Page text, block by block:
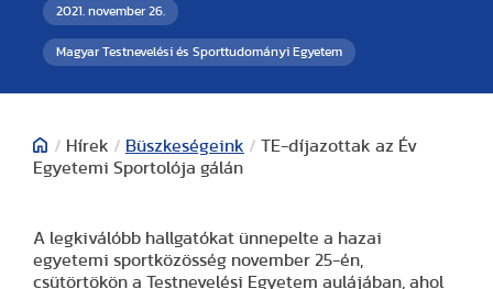
2021. november 26.
Magyar Testnevelési és Sporttudományi Egyetem
/ Hírek / Büszkeségeink / TE-díjazottak az Év
Egyetemi Sportolója gálán
A legkiválóbb hallgatókat ünnepelte a hazai
egyetemi sportközösség november 25-én,
csütörtökön a Testnevelési Egyetem aulájában, ahol